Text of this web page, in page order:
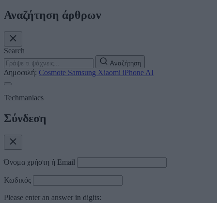
Αναζήτηση άρθρων
Search
Αναζήτηση
Δημοφιλή: Cosmote Samsung Xiaomi iPhone AI
Techmaniacs
Σύνδεση
Όνομα χρήστη ή Email
Κωδικός
Please enter an answer in digits: